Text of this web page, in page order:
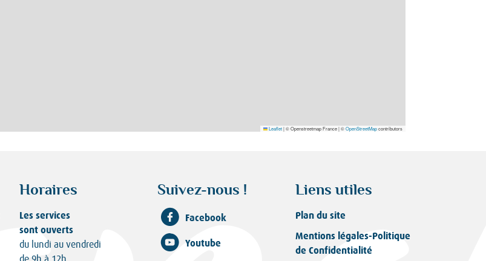
Leaflet|© Openstreetmap France | ©OpenStreetMapcontributors
Horaires
Les services
sont ouverts
du lundi au vendredi
Suivez-nous !
Facebook
Youtube
Liens utiles
Plan du site
Mentions légales-Politique
de Confidentialité